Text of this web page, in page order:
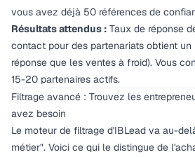
vous avez déjà 50 références de
Résultats attendus : Taux de réponse
contact pour des partenariats obtient
réponse que les ventes à froid). Vous
15-20 partenaires actifs.
Filtrage avancé : Trouvez les
avez besoin
Le moteur de filtrage d'IBLead va au-
métier". Voici ce qui le distingue de